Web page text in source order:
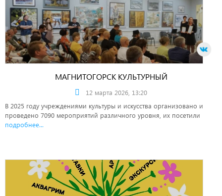
МАГНИТОГОРСК КУЛЬТУРНЫЙ
12 марта 2026, 13:20
В 2025 году учреждениями культуры и искусства организовано и
проведено 7090 мероприятий различного уровня, их посетили
подробнее...